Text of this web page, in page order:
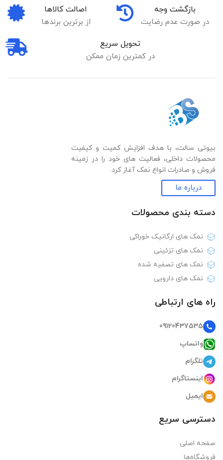
بازگشت وجه
در صورت عدم رضایت
اصالت کالاها
از برترین برندها
تحویل سریع
در کمترین زمان ممکن
بیوتی سالت، با هدف افزایش کمیت و کیفیت
محصولات داخلی، فعالیت های خود را در زمینه
فروش و صادرات انواع نمک آغاز کرد.
درباره ما
دسته بندی‌ محصولات
نمک های ارگانیک خوراکی
نمک های تزئینی
نمک های تصفیه شده
نمک های دارویی
راه های ارتباطی
09120437535
واتساپ
تلگرام
اینستاگرام
ایمیل
دسترسی سریع
صفحه اصلی
فروشگاه‌ها